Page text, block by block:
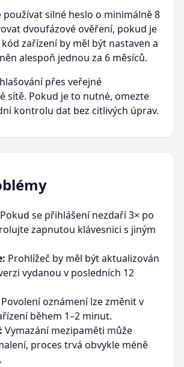
používat silné heslo o minimálně 8
dvoufázové ověření, pokud je
zařízení by měl být nastaven a
alespoň jednou za 6 měsíců.
přes veřejné
sítě. Pokud je to nutné, omezte
kontrolu dat bez citlivých úprav.
Pokud se přihlášení nezdaří 3× po
zapnutou klávesnici s jiným
Prohlížeč by měl být aktualizován
vydanou v posledních 12
Povolení oznámení lze změnit v
během 1–2 minut.
Vymazání mezipaměti může
proces trvá obvykle méně